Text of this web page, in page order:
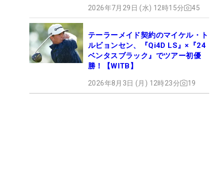
2026年7月29日 (水) 12時15分 45
テーラーメイド契約のマイケル・ト
ルビョンセン、『Qi4D LS』×『24
ベンタスブラック』でツアー初優
勝！【WITB】
2026年8月3日 (月) 12時23分 19